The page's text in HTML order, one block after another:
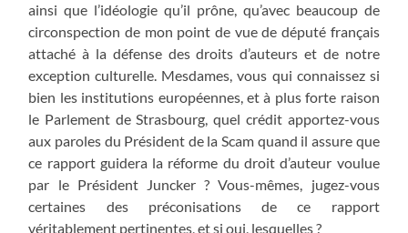
ainsi que l’idéologie qu’il prône, qu’avec beaucoup de
circonspection de mon point de vue de député français
attaché à la défense des droits d’auteurs et de notre
exception culturelle. Mesdames, vous qui connaissez si
bien les institutions européennes, et à plus forte raison
le Parlement de Strasbourg, quel crédit apportez-vous
aux paroles du Président de la Scam quand il assure que
ce rapport guidera la réforme du droit d’auteur voulue
par le Président Juncker ? Vous-mêmes, jugez-vous
certaines des préconisations de ce rapport
véritablement pertinentes, et si oui, lesquelles ?